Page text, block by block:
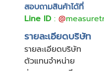
สอบถามสินค้าได้ที่
Line ID: @
รายละเอียดบริษัท
รายละเอียดบริษัท
ตัวแทนจำหน่าย